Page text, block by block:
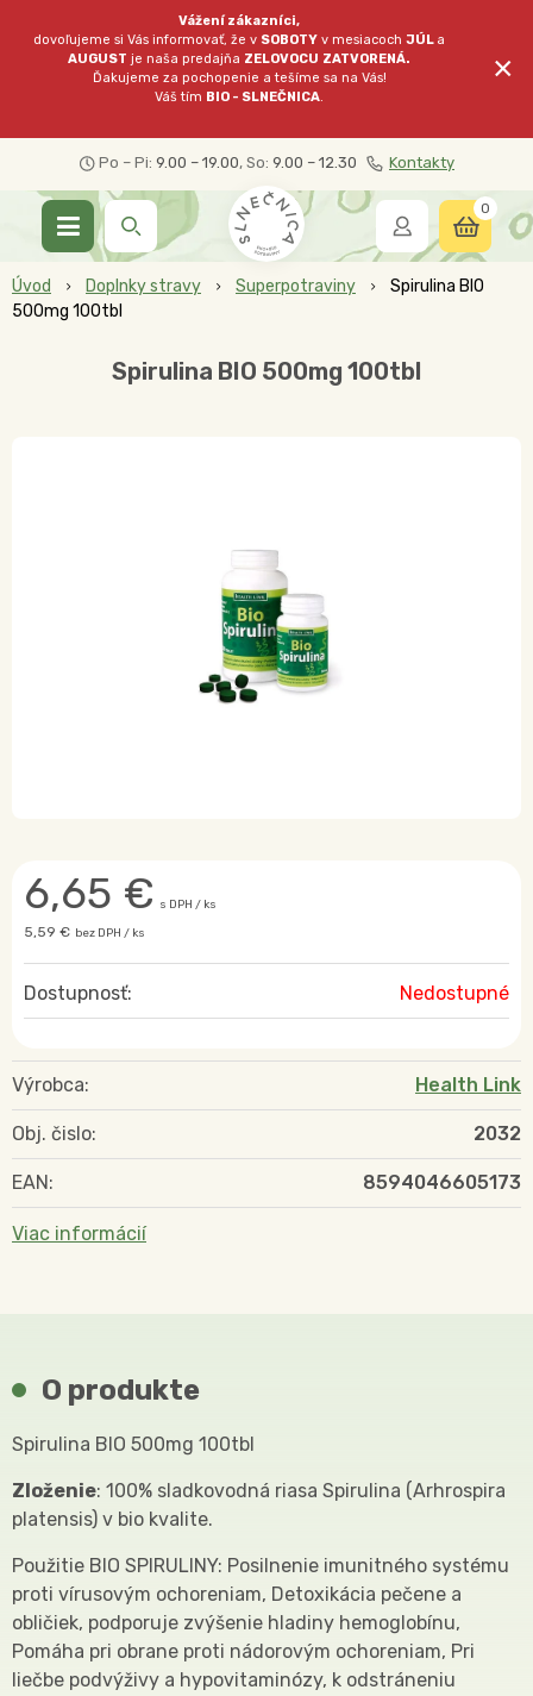
Vážení zákazníci,
dovoľujeme si Vás informovať, že v SOBOTY v mesiacochJÚL a
AUGUST je naša predajňa ZELOVOCU ZATVORENÁ.
Ďakujeme za pochopenie a tešíme sa na Vás!
Váš tím BIO - SLNEČNICA.
×
Po – Pi: 9.00 – 19.00, So: 9.00 – 12.30 Kontakty
0
Úvod Doplnky stravy Superpotraviny
Spirulina BIO
500mg 100tbl
Spirulina BIO 500mg 100tbl
6,65 € s DPH / ks
5,59 € bez DPH / ks
Dostupnosť: Nedostupné
Výrobca: Health Link
Obj. čislo: 2032
EAN: 8594046605173
Viac informácií
O produkte
Spirulina BIO 500mg 100tbl
Zloženie: 100% sladkovodná riasa Spirulina (Arhrospira
platensis) v bio kvalite.
Použitie BIO SPIRULINY: Posilnenie imunitného systému
proti vírusovým ochoreniam, Detoxikácia pečene a
obličiek, podporuje zvýšenie hladiny hemoglobínu,
Pomáha pri obrane proti nádorovým ochoreniam, Pri
liečbe podvýživy a hypovitaminózy, k odstráneniu